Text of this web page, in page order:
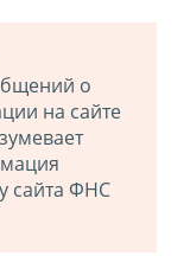
о
на сайте
сайта ФНС